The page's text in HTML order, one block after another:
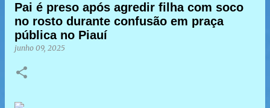
Pai é preso após agredir filha com soco
no rosto durante confusão em praça
pública no Piauí
junho 09, 2025